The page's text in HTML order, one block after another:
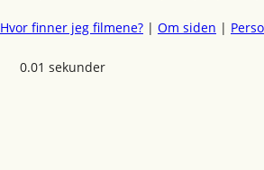
Hvor finner jeg filmene? | Om siden |
0.01 sekunder